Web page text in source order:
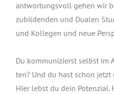
ant­wor­tungs­voll gehen wir
zu­bil­den­den und Dua­len
und Kol­le­gen und neue
Du kom­mu­ni­zierst selbst
ten? Und du hast schon
Hier lebst du dein Poten­zi­al.